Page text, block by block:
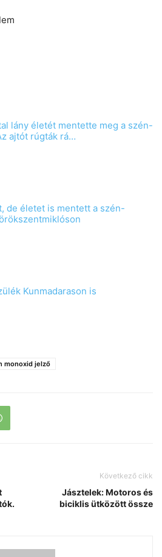
lány életét mentette meg a szén-
ajtót rúgták rá…
de életet is mentett a szén-
Kunmadarason is
monoxid jelző
Következő cikk
Jásztelek: Motoros és
biciklis ütközött össze